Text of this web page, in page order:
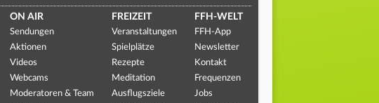
ON AIR
Sendungen
Aktionen
Videos
Webcams
Moderatoren & Team
FREIZEIT
Veranstaltungen
Spielplätze
Rezepte
Meditation
Ausflugsziele
FFH-WELT
FFH-App
Newsletter
Kontakt
Frequenzen
Jobs